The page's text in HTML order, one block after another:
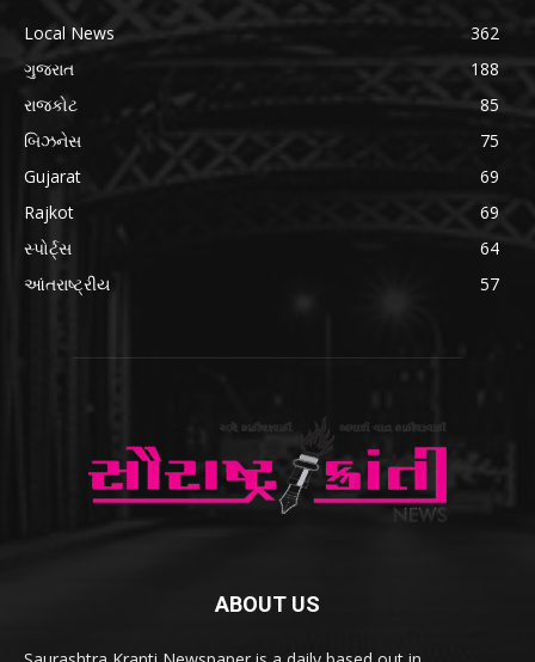
Local News
362
ગુજરાત
188
રાજકોટ
85
બિઝનેસ
75
Gujarat
69
Rajkot
69
સ્પોર્ટ્સ
64
આંતરાષ્ટ્રીય
57
ABOUT US